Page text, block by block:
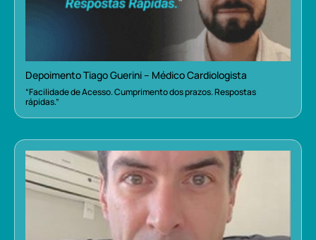
Depoimento Tiago Guerini – Médico Cardiologista
“Facilidade de Acesso. Cumprimento dos prazos. Respostas
rápidas.”